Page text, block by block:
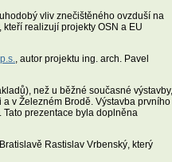
vliv znečištěného ovzduší na
realizují projekty OSN a EU
, autor projektu ing. arch. Pavel
než u běžné současné výstavby,
v Železném Brodě. Výstavba prvního
prezentace byla doplněna
Rastislav Vrbenský, který